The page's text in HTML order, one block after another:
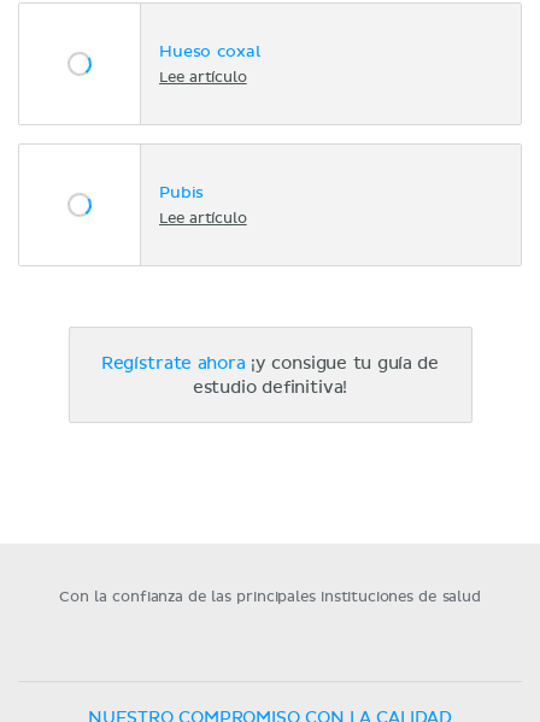
Hueso coxal
Lee artículo
Pubis
Lee artículo
Regístrate ahora ¡y consigue tu guía de
estudio definitiva!
Con la confianza de las principales instituciones de salud